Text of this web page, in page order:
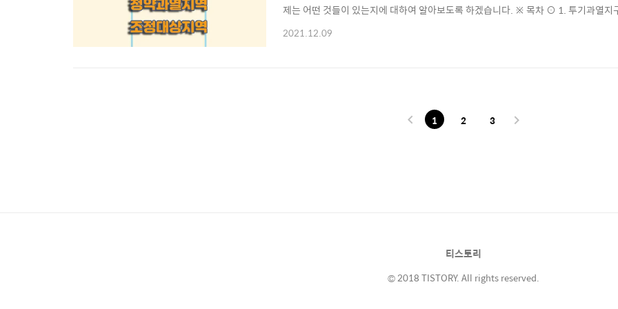
제는 어떤 것들이 있는지에 대하여 알아보도록 하겠습니다. ※ 목차 ⊙ 1. 투기과열
청약과열지역 · 청약과열지역이란 · 청약과열지역 지정 현황 ⊙ 3. 조정대상지역 ·
2021.12.09
1 2 3
티스토리
© 2018 TISTORY. All rights reserved.